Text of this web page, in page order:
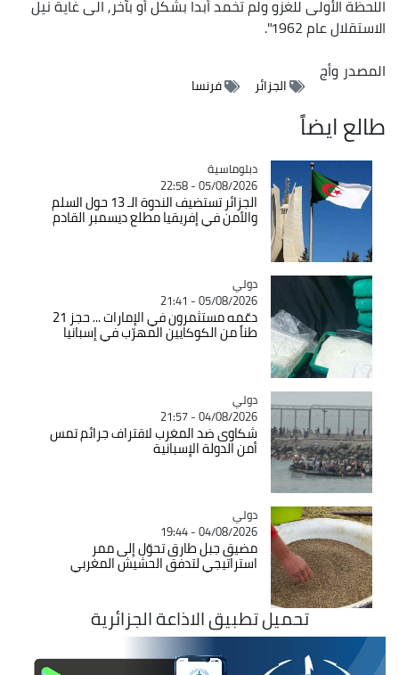
اللحظة الأولى للغزو ولم تخمد أبدا بشكل أو بآخر, الى غاية نيل
الاستقلال عام 1962".
المصدروأج
الجزائر فرنسا
طالع ايضاً
Catégorie
دبلوماسية
05/08/2026 - 22:58
الجزائر تستضيف الندوة الـ 13 حول السلم
والأمن في إفريقيا مطلع ديسمبر القادم
Catégorie
دولي
05/08/2026 - 21:41
دعّمه مستثمرون في الإمارات ... حجز 21
طناً من الكوكايين المهرّب في إسبانيا
Catégorie
دولي
04/08/2026 - 21:57
شكاوى ضد المغرب لاقتراف جرائم تمس
أمن الدولة الإسبانية
Catégorie
دولي
04/08/2026 - 19:44
مضيق جبل طارق تحوّل إلى ممر
استراتيجي لتدفق الحشيش المغربي
تحميل تطبيق الاذاعة الجزائرية